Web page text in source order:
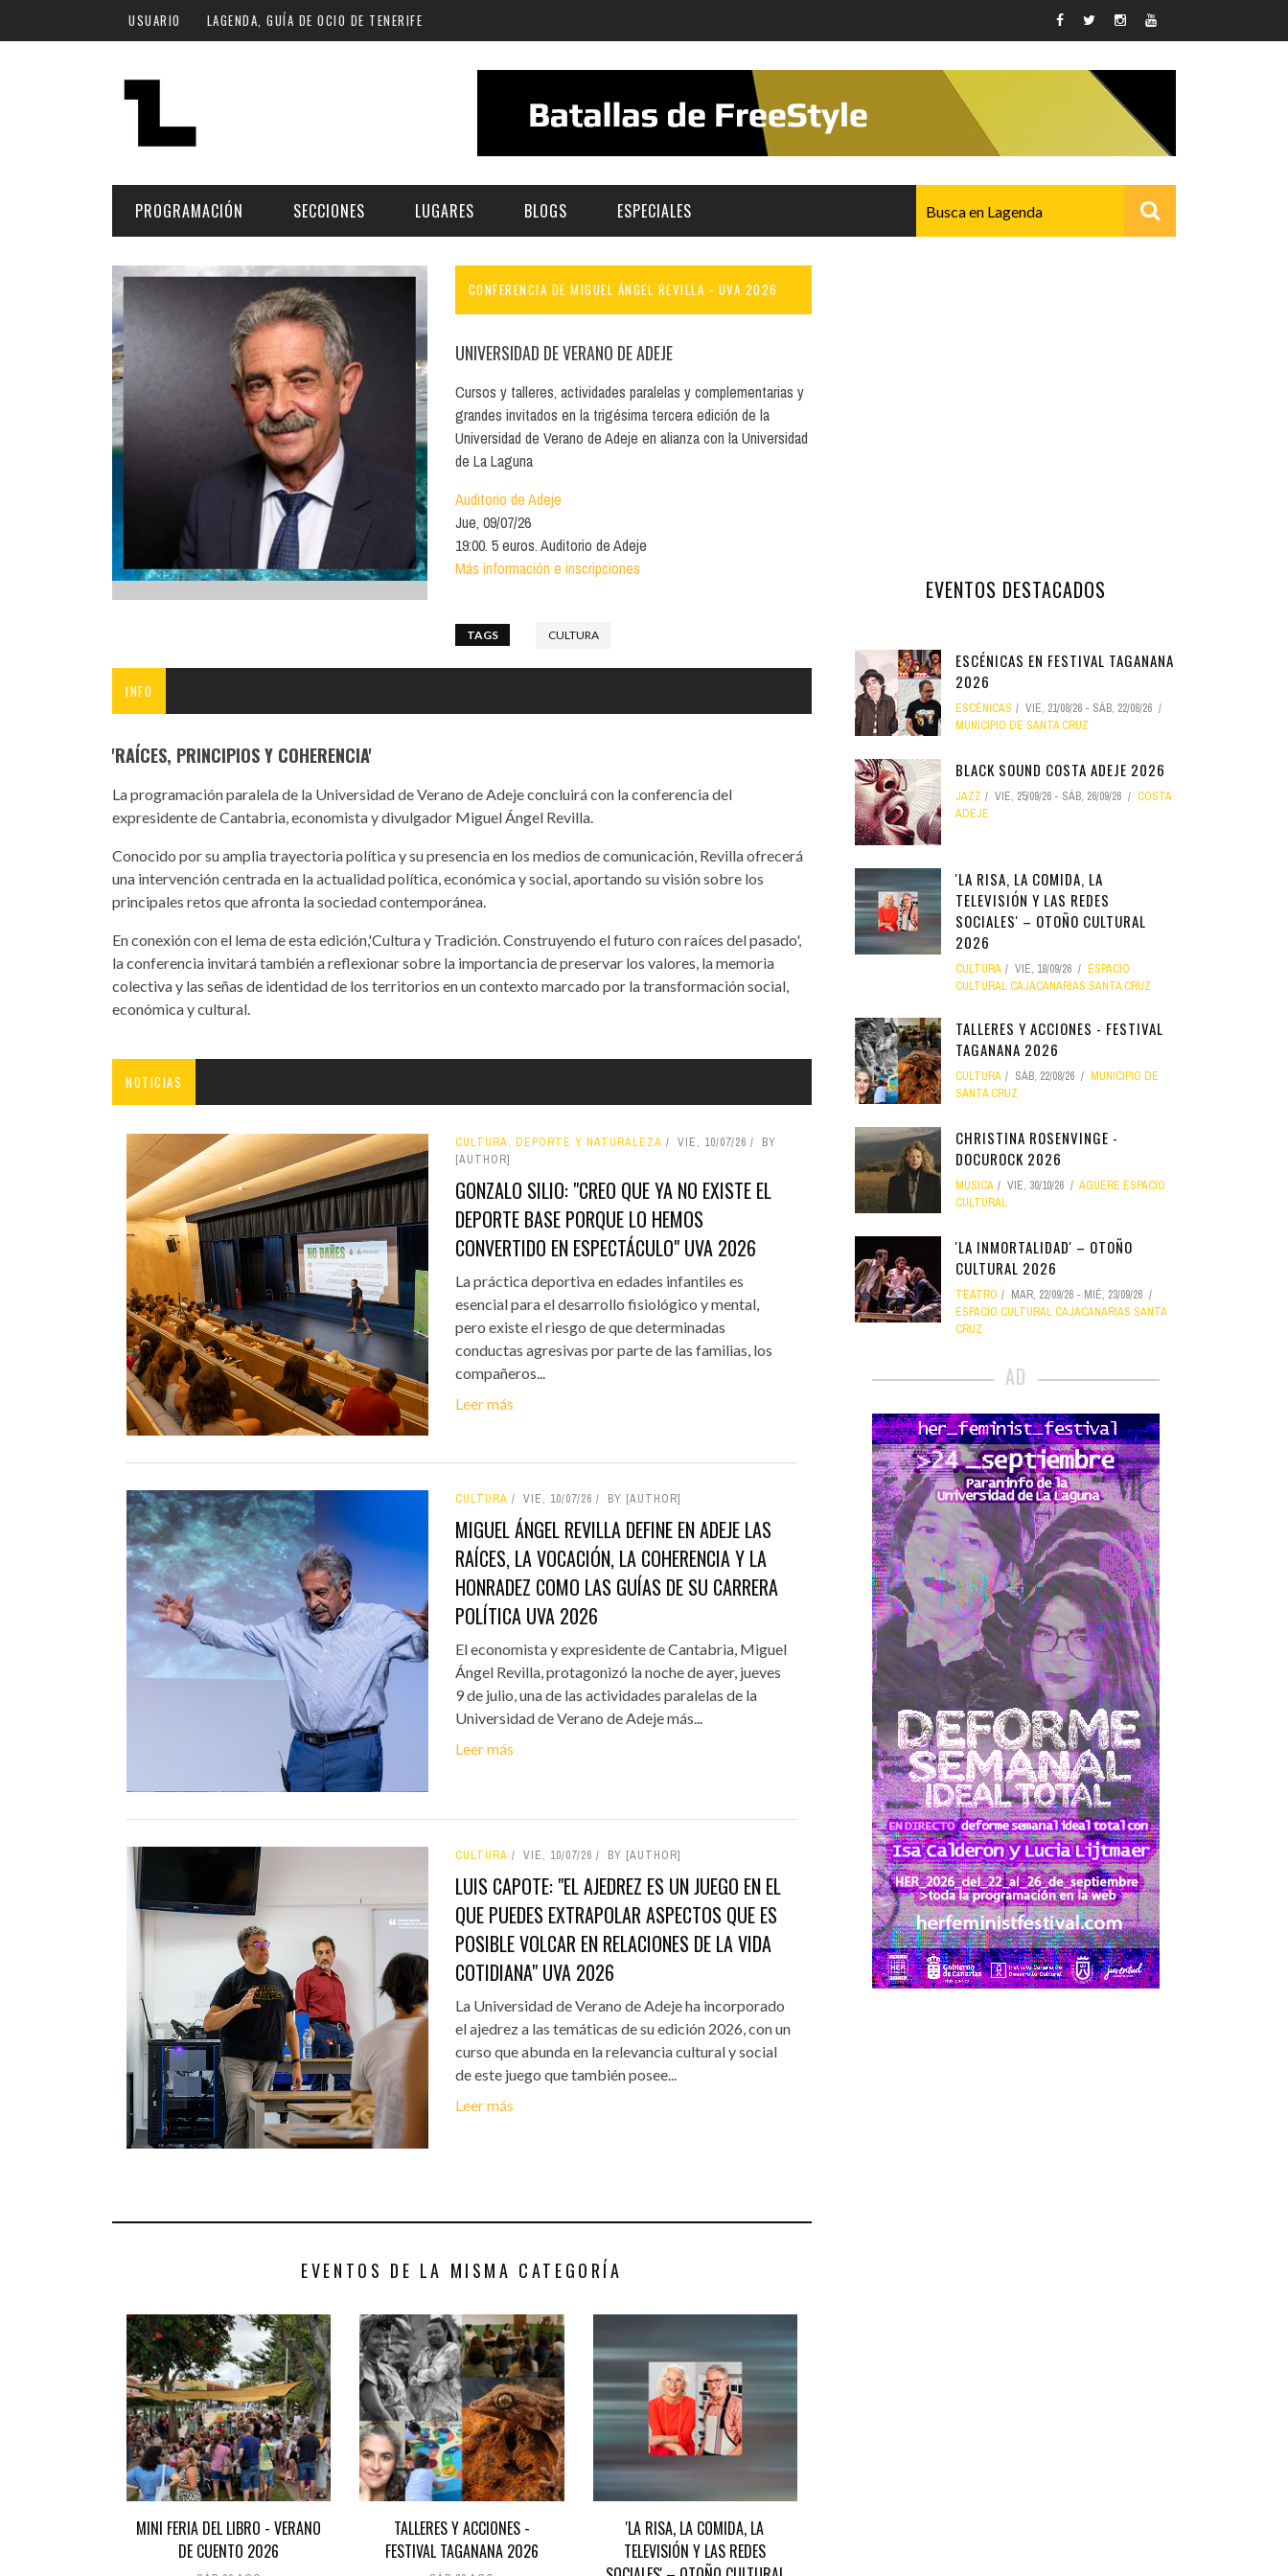
Pasar al contenido principal
USUARIO LAGENDA, GUÍA DE OCIO DE TENERIFE
PROGRAMACIÓN
Plan Finde
Norte
Santa Cruz | La Laguna
Deporte y Naturaleza
Gastro
SECCIONES
MÚSICA
ESCÉNICAS
CULTURA
GASTRONOMÍA
INFANTIL
LUGARES
ARTE | MUSEOS
SALAS Y AUDITORIOS
ESPACIOS CULTURALES
NOCHE
LOCALES CON ACTUACIONES
COMERCIO
GASTRO
FORMATIVO
BLOGS ESPECIALES
FESTIVAL BOREAL 2026
XXVII VERANO DE CUENTO
CONFERENCIA DE MIGUEL ÁNGEL REVILLA - UVA 2026
UNIVERSIDAD DE VERANO DE ADEJE
Cursos y talleres, actividades paralelas y complementarias y
grandes invitados en la trigésima tercera edición de la
Universidad de Verano de Adeje en alianza con la Universidad
de La Laguna
Auditorio de Adeje
Jue, 09/07/26
19:00. 5 euros. Auditorio de Adeje
Más información e inscripciones
TAGS CULTURA
INFO
'RAÍCES, PRINCIPIOS Y COHERENCIA'
La programación paralela de la Universidad de Verano de Adeje concluirá con la conferencia del
expresidente de Cantabria, economista y divulgador Miguel Ángel Revilla.
Conocido por su amplia trayectoria política y su presencia en los medios de comunicación, Revilla ofrecerá
una intervención centrada en la actualidad política, económica y social, aportando su visión sobre los
principales retos que afronta la sociedad contemporánea.
En conexión con el lema de esta edición,'Cultura y Tradición. Construyendo el futuro con raíces del pasado',
la conferencia invitará también a reflexionar sobre la importancia de preservar los valores, la memoria
colectiva y las señas de identidad de los territorios en un contexto marcado por la transformación social,
económica y cultural.
NOTICIAS
CULTURA, DEPORTE Y NATURALEZA VIE, 10/07/26
BY
[AUTHOR]
GONZALO SILIO: "CREO QUE YA NO EXISTE EL
DEPORTE BASE PORQUE LO HEMOS
CONVERTIDO EN ESPECTÁCULO" UVA 2026
La práctica deportiva en edades infantiles es
esencial para el desarrollo fisiológico y mental,
pero existe el riesgo de que determinadas
conductas agresivas por parte de las familias, los
compañeros...
Leer más
CULTURA VIE, 10/07/26 BY [AUTHOR]
MIGUEL ÁNGEL REVILLA DEFINE EN ADEJE LAS
RAÍCES, LA VOCACIÓN, LA COHERENCIA Y LA
HONRADEZ COMO LAS GUÍAS DE SU CARRERA
POLÍTICA UVA 2026
El economista y expresidente de Cantabria, Miguel
Ángel Revilla, protagonizó la noche de ayer, jueves
9 de julio, una de las actividades paralelas de la
Universidad de Verano de Adeje más...
Leer más
CULTURA VIE, 10/07/26 BY [AUTHOR]
LUIS CAPOTE: "EL AJEDREZ ES UN JUEGO EN EL
QUE PUEDES EXTRAPOLAR ASPECTOS QUE ES
POSIBLE VOLCAR EN RELACIONES DE LA VIDA
COTIDIANA" UVA 2026
La Universidad de Verano de Adeje ha incorporado
el ajedrez a las temáticas de su edición 2026, con un
curso que abunda en la relevancia cultural y social
de este juego que también posee...
Leer más
EVENTOS DE LA MISMA CATEGORÍA
MINI FERIA DEL LIBRO - VERANO
DE CUENTO 2026
TALLERES Y ACCIONES -
FESTIVAL TAGANANA 2026
'LA RISA, LA COMIDA, LA
TELEVISIÓN Y LAS REDES
EVENTOS DESTACADOS
ESCÉNICAS EN FESTIVAL TAGANANA
2026
ESCÉNICAS VIE, 21/08/26 - SÁB, 22/08/26
MUNICIPIO DE SANTA CRUZ
BLACK SOUND COSTA ADEJE 2026
JAZZ VIE, 25/09/26 - SÁB, 26/09/26
COSTA
ADEJE
'LA RISA, LA COMIDA, LA
TELEVISIÓN Y LAS REDES
SOCIALES' – OTOÑO CULTURAL
2026
CULTURA VIE, 18/09/26
ESPACIO
CULTURAL CAJACANARIAS SANTA CRUZ
TALLERES Y ACCIONES - FESTIVAL
TAGANANA 2026
CULTURA SÁB, 22/08/26
MUNICIPIO DE
SANTA CRUZ
CHRISTINA ROSENVINGE -
DOCUROCK 2026
MÚSICA VIE, 30/10/26
AGUERE ESPACIO
CULTURAL
'LA INMORTALIDAD' – OTOÑO
CULTURAL 2026
TEATRO MAR, 22/09/26 - MIÉ, 23/09/26
ESPACIO CULTURAL CAJACANARIAS SANTA
CRUZ
AD